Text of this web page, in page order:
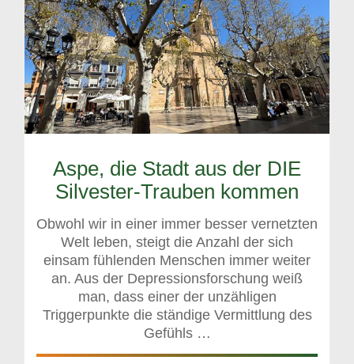
Aspe, die Stadt aus der DIE
Silvester-Trauben kommen
Obwohl wir in einer immer besser vernetzten
Welt leben, steigt die Anzahl der sich
einsam fühlenden Menschen immer weiter
an. Aus der Depressionsforschung weiß
man, dass einer der unzähligen
Triggerpunkte die ständige Vermittlung des
Gefühls …